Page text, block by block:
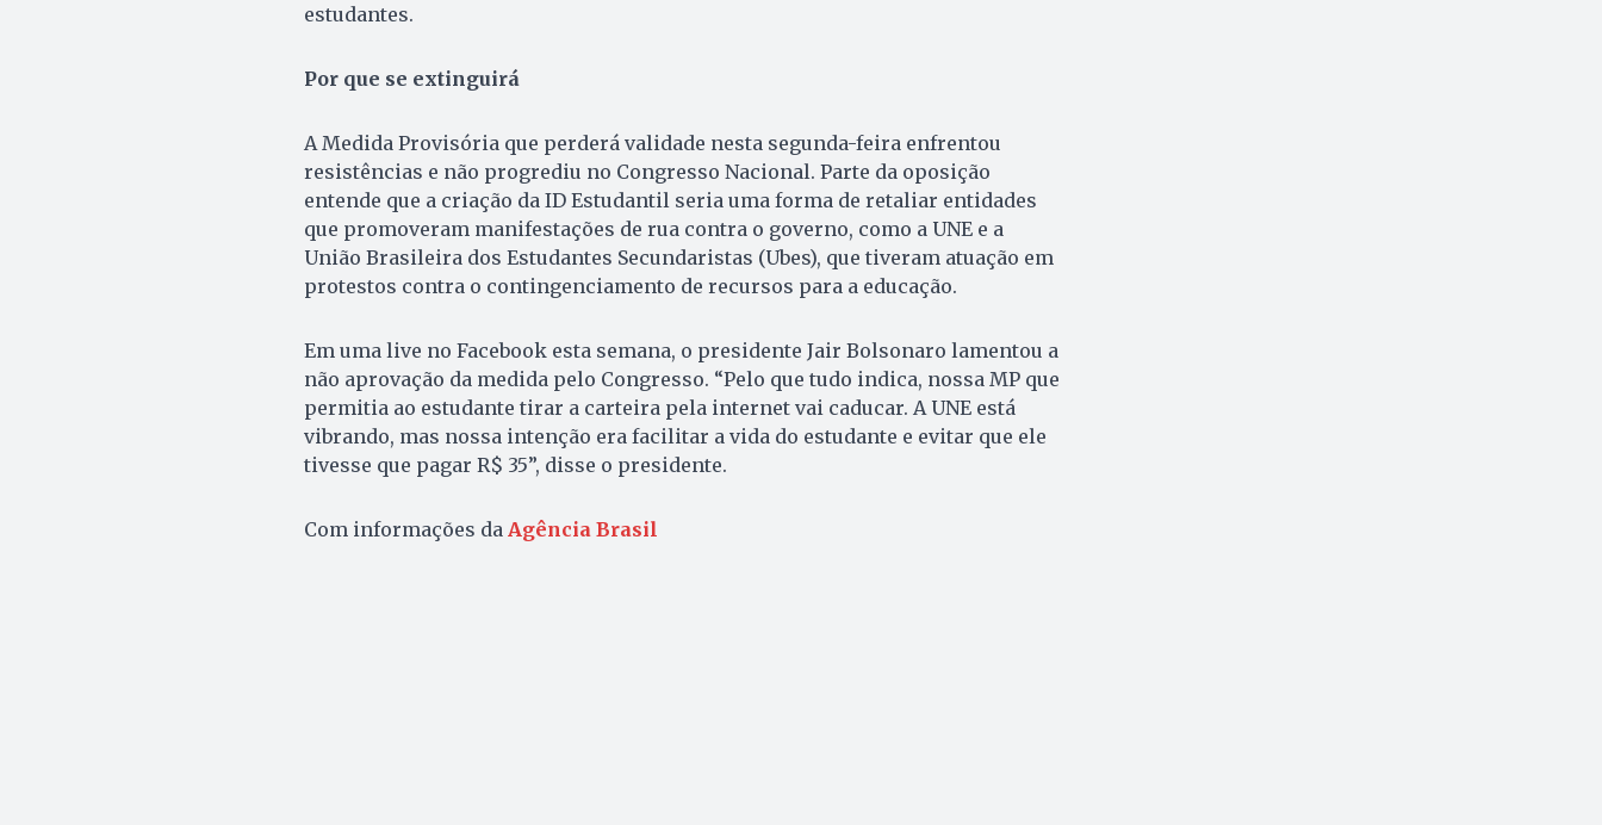
estudantes.
Por que se extinguirá
A Medida Provisória que perderá validade nesta segunda-feira enfrentou
resistências e não progrediu no Congresso Nacional. Parte da oposição
entende que a criação da ID Estudantil seria uma forma de retaliar entidades
que promoveram manifestações de rua contra o governo, como a UNE e a
União Brasileira dos Estudantes Secundaristas (Ubes), que tiveram atuação em
protestos contra o contingenciamento de recursos para a educação.
Em uma live no Facebook esta semana, o presidente Jair Bolsonaro lamentou a
não aprovação da medida pelo Congresso. “Pelo que tudo indica, nossa MP que
permitia ao estudante tirar a carteira pela internet vai caducar. A UNE está
vibrando, mas nossa intenção era facilitar a vida do estudante e evitar que ele
tivesse que pagar R$ 35”, disse o presidente.
Com informações da Agência Brasil